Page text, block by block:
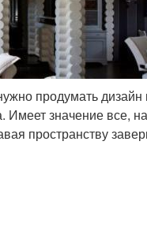
продумать
значение все,
пространству